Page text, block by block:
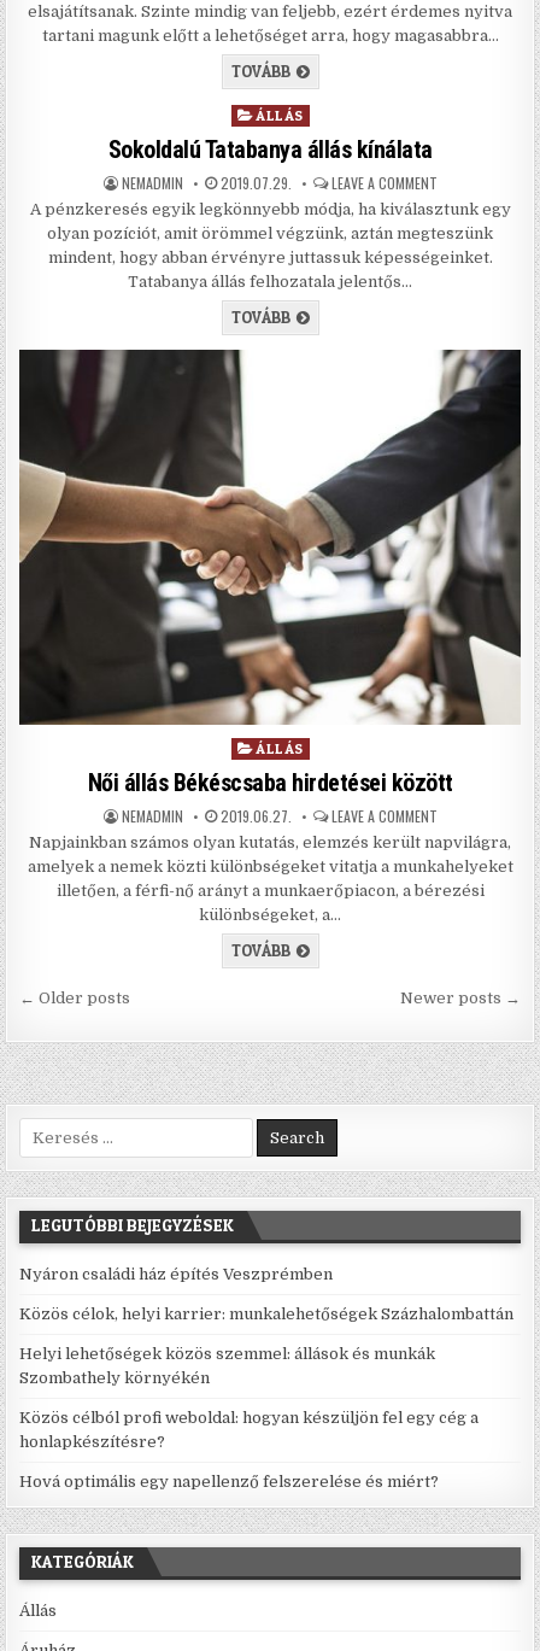
elsajátítsanak. Szinte mindig van feljebb, ezért érdemes nyitva
tartani magunk előtt a lehetőséget arra, hogy magasabbra…
TOVÁBBTÖBBFÉLE MÉRNÖKI
Posted in
ÁLLÁS
Sokoldalú Tatabanya állás kínálata
AUTHOR:
NEMADMIN PUBLISHED DATE:
2019.07.29. LEAVE A COMMENTON SOKOLDALÚ
A pénzkeresés egyik legkönnyebb módja, ha kiválasztunk egy
olyan pozíciót, amit örömmel végzünk, aztán megteszünk
mindent, hogy abban érvényre juttassuk képességeinket.
Tatabanya állás felhozatala jelentős…
TOVÁBBSOKOLDALÚ TATABANYA ÁLLÁS
Posted in
ÁLLÁS
Női állás Békéscsaba hirdetései között
AUTHOR:
NEMADMIN PUBLISHED DATE:
2019.06.27. LEAVE A COMMENTON NŐI ÁLLÁS
Napjainkban számos olyan kutatás, elemzés került napvilágra,
amelyek a nemek közti különbségeket vitatja a munkahelyeket
illetően, a férfi-nő arányt a munkaerőpiacon, a bérezési
különbségeket, a…
TOVÁBBNŐI ÁLLÁS BÉKÉSCSABA
Bejegyzés navigáció
← Older posts Newer posts →
Search for:
LEGUTÓBBI BEJEGYZÉSEK
Nyáron családi ház építés Veszprémben
Közös célok, helyi karrier: munkalehetőségek Százhalombattán
Helyi lehetőségek közös szemmel: állások és munkák
Szombathely környékén
Közös célból profi weboldal: hogyan készüljön fel egy cég a
honlapkészítésre?
Hová optimális egy napellenző felszerelése és miért?
KATEGÓRIÁK
Állás